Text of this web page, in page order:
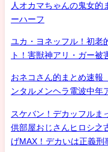
人オカマちゃんの鬼女
ーハーフ
ユカ・ヨネッフル！初老
ト！害獣神アリ・ガー
おネコさん的まとめ速
ンタルメンヘラ電波中年
スケバン！デカッフルま
供部屋おじさんヒロシ之
げMAX！デカいは正義刑